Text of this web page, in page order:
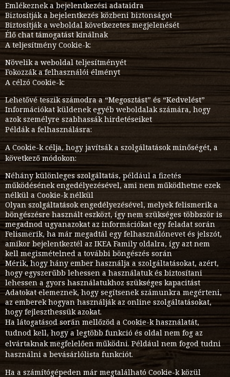
Emlékeznek a bejelentkezési adataidra
Biztosítják a bejelentkezés közbeni biztonságot
Biztosítják a weboldal következetes megjelenését
Élő chat támogatást kínálnak
A teljesítmény Cookie-k:
Növelik a weboldal teljesítményét
Fokozzák a felhasználói élményt
A célzó Cookie-k:
Lehetővé teszik számodra a “Megosztást” és “Kedvelést”
Információkat küldenek egyéb weboldalak számára, hogy
azok személyre szabhassák hirdetéseiket
Példák a felhasználásra:
A Cookie-k célja, hogy javítsák a szolgáltatások minőségét, a
következő módokon:
Néhány különleges szolgáltatás, például a fizetés
működésének engedélyezésével, ami nem működhetne ezek
nélkül a Cookie-k nélkül
Olyan szolgáltatások engedélyezésével, melyek felismerik a
böngészésre használt eszközt, így nem szükséges többször is
megadnod ugyanazokat az információkat egy feladat során
Felismerik, ha már megadtál egy felhasználónevet és jelszót,
amikor bejelentkeztél az IKEA Family oldalra, így azt nem
kell megismételned a további böngészés során
Mérik, hogy hány ember használja a szolgáltatásokat, azért,
hogy egyszerűbb lehessen a használatuk és biztosítani
lehessen a gyors használatukhoz szükséges kapacitást
Adatokat elemeznek, hogy segítsenek számunkra megérteni,
az emberek hogyan használják az online szolgáltatásokat,
hogy fejleszthessük azokat.
Ha látogatásod során mellőzöd a Cookie-k használatát,
tudnod kell, hogy a legtöbb funkció és oldal nem fog az
elvártaknak megfelelően működni. Például nem fogod tudni
használni a bevásárlólista funkciót.
Ha a számítógépeden már megtalálható Cookie-k közül